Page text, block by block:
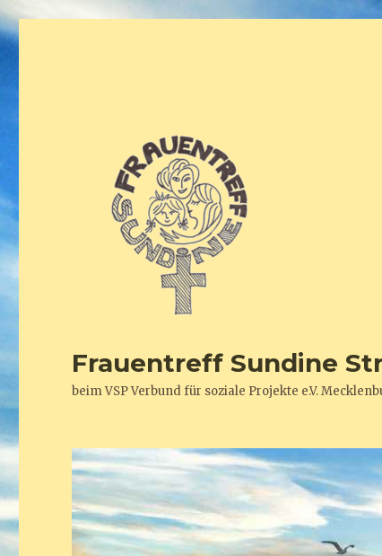
Frauentreff Sundine
beim VSP Verbund für soziale Projekte e.V.